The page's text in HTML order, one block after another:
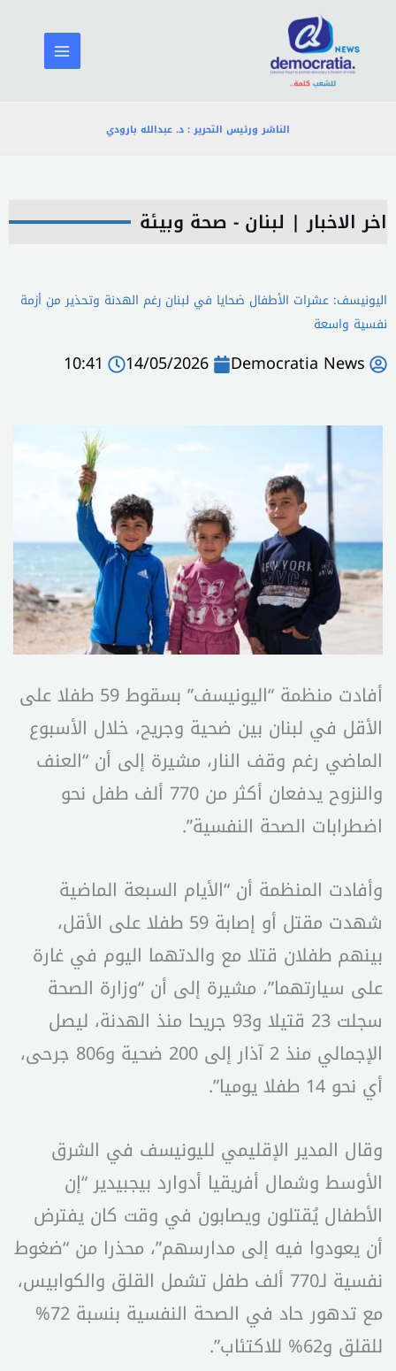
المحتوى
الناشر ورئيس التحرير : د. عبدالله بارودي
اخر الاخبار| لبنان - صحة وبيئة
اليونيسف: عشرات الأطفال ضحايا في لبنان رغم الهدنة وتحذير من أزمة
نفسية واسعة
Democratia News
14/05/2026
10:41
أفادت منظمة “اليونيسف” بسقوط 59 طفلا على
الأقل في لبنان بين ضحية وجريح، خلال الأسبوع
الماضي رغم وقف النار، مشيرة إلى أن “العنف
والنزوح يدفعان أكثر من 770 ألف طفل نحو
اضطرابات الصحة النفسية”.
وأفادت المنظمة أن “الأيام السبعة الماضية
شهدت مقتل أو إصابة 59 طفلا على الأقل،
بينهم طفلان قتلا مع والدتهما اليوم في غارة
على سيارتهما”، مشيرة إلى أن “وزارة الصحة
سجلت 23 قتيلا و93 جريحا منذ الهدنة، ليصل
الإجمالي منذ 2 آذار إلى 200 ضحية و806 جرحى،
أي نحو 14 طفلا يوميا”.
وقال المدير الإقليمي لليونيسف في الشرق
الأوسط وشمال أفريقيا أدوارد بيجبيدير “إن
الأطفال يُقتلون ويصابون في وقت كان يفترض
أن يعودوا فيه إلى مدارسهم”، محذرا من “ضغوط
نفسية لـ770 ألف طفل تشمل القلق والكوابيس،
مع تدهور حاد في الصحة النفسية بنسبة 72%
للقلق و62% للاكتئاب”.